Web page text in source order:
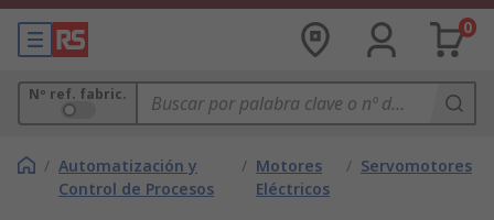
0
Nº ref. fabric.
/ Automatización y
Control de Procesos
/ Motores
Eléctricos
/ Servomotores